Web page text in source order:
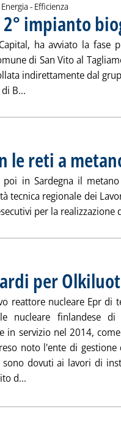
- Efficienza
impianto
ha avviato la fase
di San Vito al
indirettamente dal
B...
le reti a
in Sardegna il
tecnica regionale dei
per la realizzazione
per
reattore nucleare Epr di
nucleare finlandese
in servizio nel 2014,
noto l'ente di gestione
dovuti ai lavori di
d...